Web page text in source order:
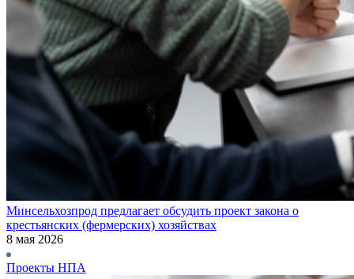
Минсельхозпрод предлагает обсудить проект закона о
крестьянских (фермерских) хозяйствах
8 мая 2026
Проекты НПА